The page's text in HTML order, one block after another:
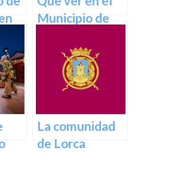
Municipio de
Murcia en
Murcia
La comunidad
de Lorca